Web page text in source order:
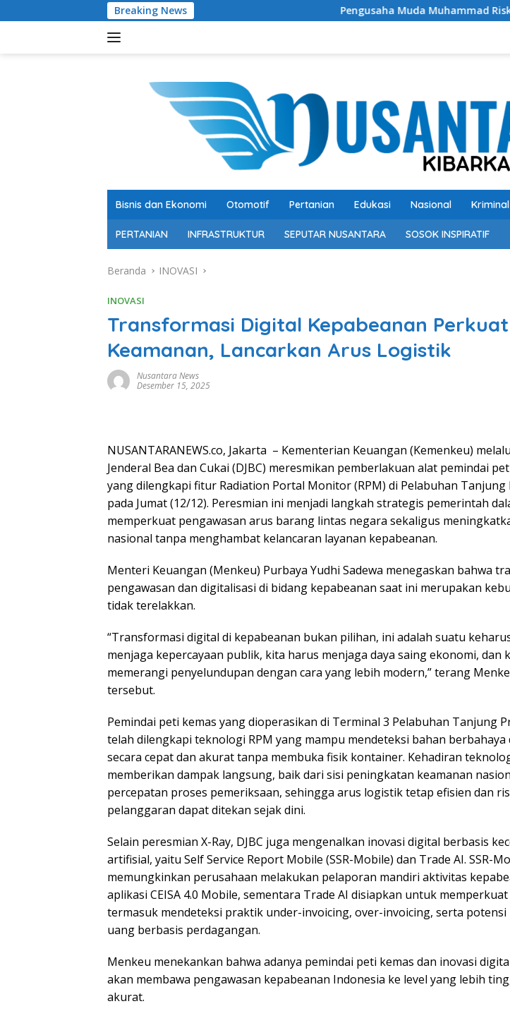
ke
Breaking News Pengusaha Muda Muhammad Riski Ibrahim Raih
Bisnis dan Ekonomi Otomotif Pertanian Edukasi Nasional Kriminal
PERTANIAN INFRASTRUKTUR SEPUTAR NUSANTARA SOSOK INSPIRATIF
Beranda INOVASI
INOVASI
Transformasi Digital Kepabeanan Perkuat
Keamanan, Lancarkan Arus Logistik
Nusantara News
Desember 15, 2025
NUSANTARANEWS.co, Jakarta – Kementerian Keuangan (Kemenkeu)
Jenderal Bea dan Cukai (DJBC) meresmikan pemberlakuan alat pemindai
yang dilengkapi fitur Radiation Portal Monitor (RPM) di Pelabuhan Tanjung
pada Jumat (12/12). Peresmian ini menjadi langkah strategis pemerintah
memperkuat pengawasan arus barang lintas negara sekaligus
nasional tanpa menghambat kelancaran layanan kepabeanan.
Menteri Keuangan (Menkeu) Purbaya Yudhi Sadewa menegaskan bahwa
pengawasan dan digitalisasi di bidang kepabeanan saat ini merupakan
tidak terelakkan.
“Transformasi digital di kepabeanan bukan pilihan, ini adalah suatu
menjaga kepercayaan publik, kita harus menjaga daya saing ekonomi, dan
memerangi penyelundupan dengan cara yang lebih modern,” terang
tersebut.
Pemindai peti kemas yang dioperasikan di Terminal 3 Pelabuhan Tanjung
telah dilengkapi teknologi RPM yang mampu mendeteksi bahan
secara cepat dan akurat tanpa membuka fisik kontainer. Kehadiran
memberikan dampak langsung, baik dari sisi peningkatan keamanan
percepatan proses pemeriksaan, sehingga arus logistik tetap efisien dan
pelanggaran dapat ditekan sejak dini.
Selain peresmian X-Ray, DJBC juga mengenalkan inovasi digital berbasis
artifisial, yaitu Self Service Report Mobile (SSR-Mobile) dan Trade AI. SSR-
memungkinkan perusahaan melakukan pelaporan mandiri aktivitas
aplikasi CEISA 4.0 Mobile, sementara Trade AI disiapkan untuk
termasuk mendeteksi praktik under-invoicing, over-invoicing, serta potensi
uang berbasis perdagangan.
Menkeu menekankan bahwa adanya pemindai peti kemas dan inovasi
akan membawa pengawasan kepabeanan Indonesia ke level yang lebih
akurat.